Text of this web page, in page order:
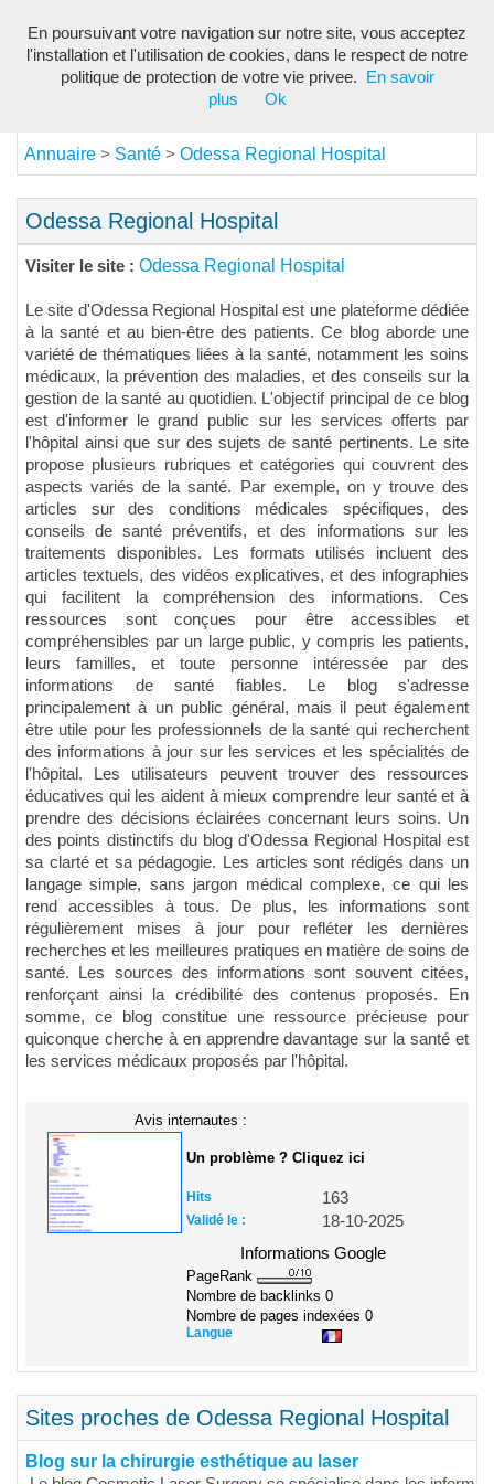
Annuaire > Santé > Odessa Regional Hospital
Odessa Regional Hospital
Visiter le site : Odessa Regional Hospital
Le site d'Odessa Regional Hospital est une plateforme dédiée
à la santé et au bien-être des patients. Ce blog aborde une
variété de thématiques liées à la santé, notamment les soins
médicaux, la prévention des maladies, et des conseils sur la
gestion de la santé au quotidien. L'objectif principal de ce blog
est d'informer le grand public sur les services offerts par
l'hôpital ainsi que sur des sujets de santé pertinents. Le site
propose plusieurs rubriques et catégories qui couvrent des
aspects variés de la santé. Par exemple, on y trouve des
articles sur des conditions médicales spécifiques, des
conseils de santé préventifs, et des informations sur les
traitements disponibles. Les formats utilisés incluent des
articles textuels, des vidéos explicatives, et des infographies
qui facilitent la compréhension des informations. Ces
ressources sont conçues pour être accessibles et
compréhensibles par un large public, y compris les patients,
leurs familles, et toute personne intéressée par des
informations de santé fiables. Le blog s'adresse
principalement à un public général, mais il peut également
être utile pour les professionnels de la santé qui recherchent
des informations à jour sur les services et les spécialités de
l'hôpital. Les utilisateurs peuvent trouver des ressources
éducatives qui les aident à mieux comprendre leur santé et à
prendre des décisions éclairées concernant leurs soins. Un
des points distinctifs du blog d'Odessa Regional Hospital est
sa clarté et sa pédagogie. Les articles sont rédigés dans un
langage simple, sans jargon médical complexe, ce qui les
rend accessibles à tous. De plus, les informations sont
régulièrement mises à jour pour refléter les dernières
recherches et les meilleures pratiques en matière de soins de
santé. Les sources des informations sont souvent citées,
renforçant ainsi la crédibilité des contenus proposés. En
somme, ce blog constitue une ressource précieuse pour
quiconque cherche à en apprendre davantage sur la santé et
les services médicaux proposés par l'hôpital.
Avis internautes :
Un problème ? Cliquez ici
Hits 163
Validé le :
18-10-2025
Informations Google
PageRank
Nombre de backlinks 0
Nombre de pages indexées 0
Langue
Sites proches de Odessa Regional Hospital
Blog sur la chirurgie esthétique au laser
En poursuivant votre navigation sur notre site, vous acceptez
l'installation et l'utilisation de cookies, dans le respect de notre
politique de protection de votre vie privee.
En savoir
plus
Ok